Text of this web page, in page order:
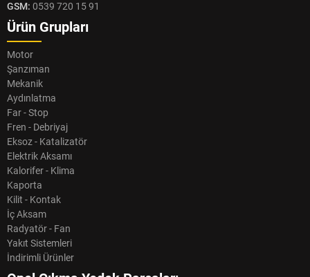
GSM: 0539 720 15 91
Ürün Grupları
Motor
Şanzıman
Mekanik
Aydınlatma
Far - Stop
Fren - Debriyaj
Eksoz - Katalizatör
Elektrik Aksamı
Kalorifer - Klima
Kaporta
Kilit - Kontak
İç Aksam
Radyatör - Fan
Yakıt Sistemleri
İndirimli Ürünler